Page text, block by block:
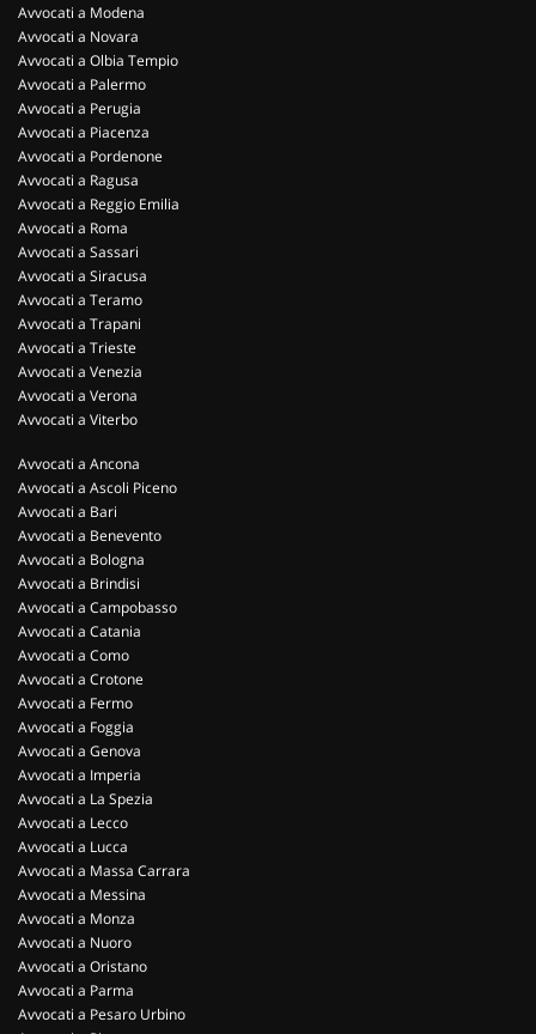
Avvocati a Modena
Avvocati a Novara
Avvocati a Olbia Tempio
Avvocati a Palermo
Avvocati a Perugia
Avvocati a Piacenza
Avvocati a Pordenone
Avvocati a Ragusa
Avvocati a Reggio Emilia
Avvocati a Roma
Avvocati a Sassari
Avvocati a Siracusa
Avvocati a Teramo
Avvocati a Trapani
Avvocati a Trieste
Avvocati a Venezia
Avvocati a Verona
Avvocati a Viterbo
Avvocati a Ancona
Avvocati a Ascoli Piceno
Avvocati a Bari
Avvocati a Benevento
Avvocati a Bologna
Avvocati a Brindisi
Avvocati a Campobasso
Avvocati a Catania
Avvocati a Como
Avvocati a Crotone
Avvocati a Fermo
Avvocati a Foggia
Avvocati a Genova
Avvocati a Imperia
Avvocati a La Spezia
Avvocati a Lecco
Avvocati a Lucca
Avvocati a Massa Carrara
Avvocati a Messina
Avvocati a Monza
Avvocati a Nuoro
Avvocati a Oristano
Avvocati a Parma
Avvocati a Pesaro Urbino